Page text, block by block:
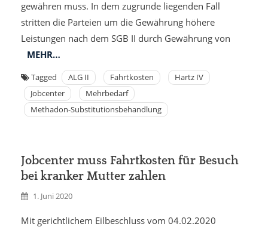
gewähren muss. In dem zugrunde liegenden Fall
stritten die Parteien um die Gewährung höhere
Leistungen nach dem SGB II durch Gewährung von
MEHR…
Tagged ALG II Fahrtkosten
Hartz IV
Jobcenter
Mehrbedarf
Methadon-Substitutionsbehandlung
Jobcenter muss Fahrtkosten für Besuch
bei kranker Mutter zahlen
1. Juni 2020
Mit gerichtlichem Eilbeschluss vom 04.02.2020